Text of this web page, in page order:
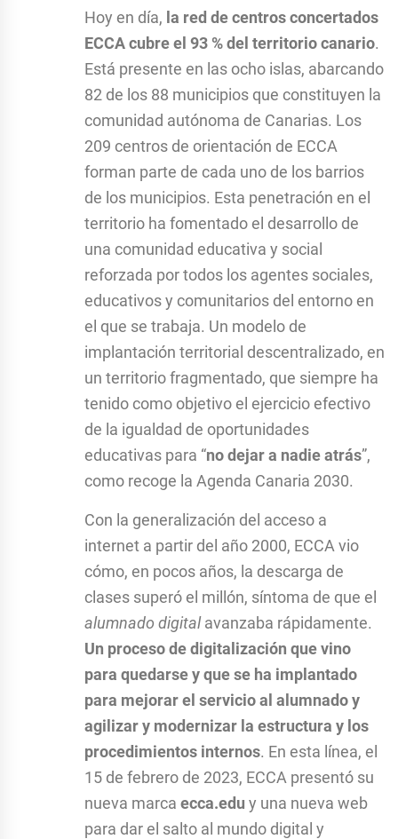
Hoy en día, la red de centros concertados
ECCA cubre el 93 % del territorio canario.
Está presente en las ocho islas, abarcando
82 de los 88 municipios que constituyen la
comunidad autónoma de Canarias. Los
209 centros de orientación de ECCA
forman parte de cada uno de los barrios
de los municipios. Esta penetración en el
territorio ha fomentado el desarrollo de
una comunidad educativa y social
reforzada por todos los agentes sociales,
educativos y comunitarios del entorno en
el que se trabaja. Un modelo de
implantación territorial descentralizado, en
un territorio fragmentado, que siempre ha
tenido como objetivo el ejercicio efectivo
de la igualdad de oportunidades
educativas para “no dejar a nadie atrás”,
como recoge la Agenda Canaria 2030.
Con la generalización del acceso a
internet a partir del año 2000, ECCA vio
cómo, en pocos años, la descarga de
clases superó el millón, síntoma de que el
alumnado digitalavanzaba rápidamente.
Un proceso de digitalización que vino
para quedarse y que se ha implantado
para mejorar el servicio al alumnado y
agilizar y modernizar la estructura y los
procedimientos internos. En esta línea, el
15 de febrero de 2023, ECCA presentó su
nueva marca ecca.edu y una nueva web
para dar el salto al mundo digital y